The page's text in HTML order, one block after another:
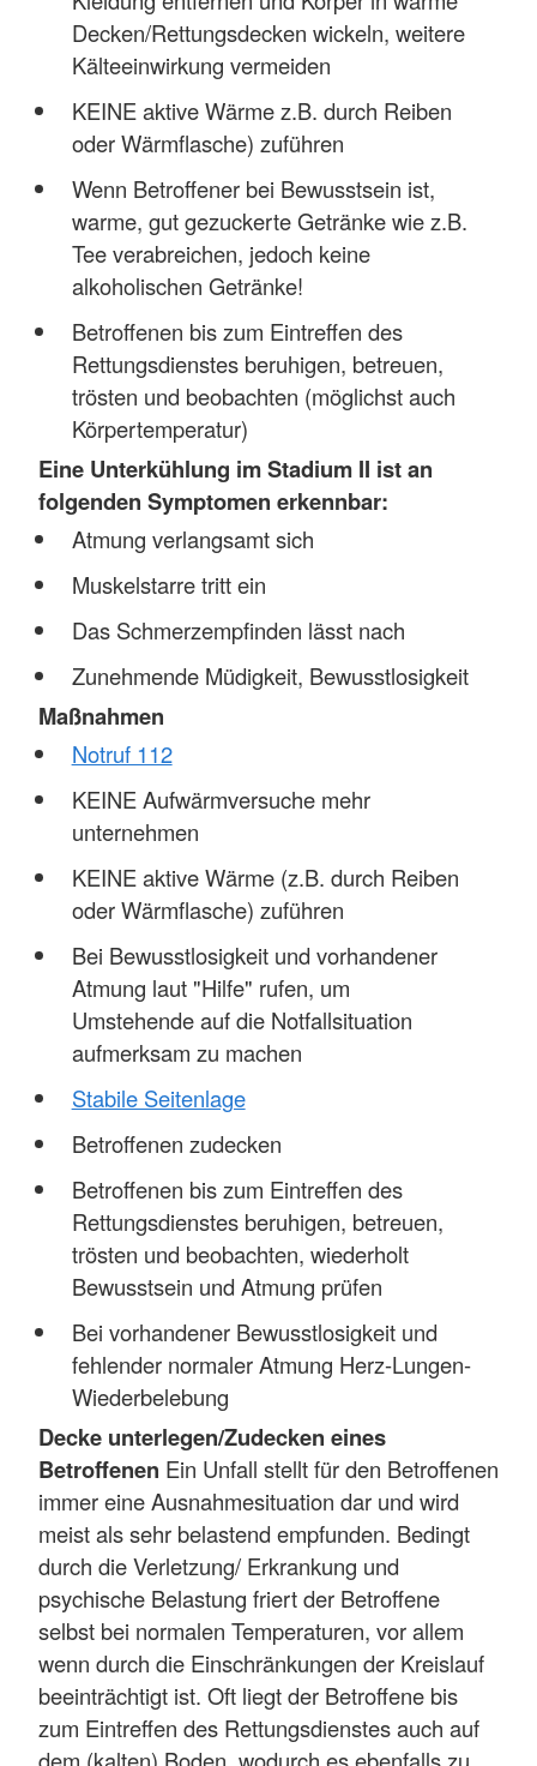
Decken/Rettungsdecken wickeln, weitere
Kälteeinwirkung vermeiden
KEINE aktive Wärme z.B. durch Reiben
oder Wärmflasche) zuführen
Wenn Betroffener bei Bewusstsein ist,
warme, gut gezuckerte Getränke wie z.B.
Tee verabreichen, jedoch keine
alkoholischen Getränke!
Betroffenen bis zum Eintreffen des
Rettungsdienstes beruhigen, betreuen,
trösten und beobachten (möglichst auch
Körpertemperatur)
Eine Unterkühlung im Stadium II ist an
folgenden Symptomen erkennbar:
Atmung verlangsamt sich
Muskelstarre tritt ein
Das Schmerzempfinden lässt nach
Zunehmende Müdigkeit, Bewusstlosigkeit
Maßnahmen
Notruf 112
KEINE Aufwärmversuche mehr
unternehmen
KEINE aktive Wärme (z.B. durch Reiben
oder Wärmflasche) zuführen
Bei Bewusstlosigkeit und vorhandener
Atmung laut "Hilfe" rufen, um
Umstehende auf die Notfallsituation
aufmerksam zu machen
Stabile Seitenlage
Betroffenen zudecken
Betroffenen bis zum Eintreffen des
Rettungsdienstes beruhigen, betreuen,
trösten und beobachten, wiederholt
Bewusstsein und Atmung prüfen
Bei vorhandener Bewusstlosigkeit und
fehlender normaler Atmung Herz-Lungen-
Wiederbelebung
Decke unterlegen/Zudecken eines
Betroffenen Ein Unfall stellt für den Betroffenen
immer eine Ausnahmesituation dar und wird
meist als sehr belastend empfunden. Bedingt
durch die Verletzung/ Erkrankung und
psychische Belastung friert der Betroffene
selbst bei normalen Temperaturen, vor allem
wenn durch die Einschränkungen der Kreislauf
beeinträchtigt ist. Oft liegt der Betroffene bis
zum Eintreffen des Rettungsdienstes auch auf